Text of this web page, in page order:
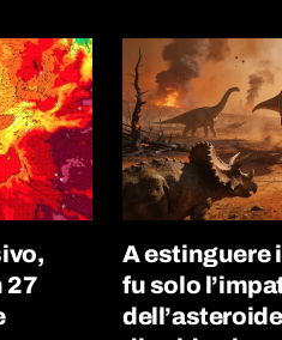
27
A estinguere
fu solo